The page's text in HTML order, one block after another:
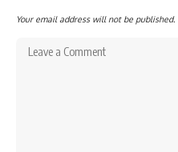
Your email address will not be published.